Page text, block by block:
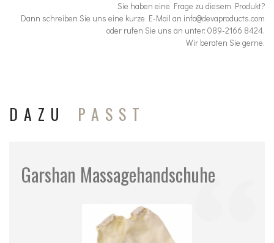
Sie haben eine Frage zu diesem Produkt?
Dann schreiben Sie uns eine kurze E-Mail an info@devaproducts.com
oder rufen Sie uns an unter: 089-2166 8424.
Wir beraten Sie gerne.
DAZU PASST
Garshan Massagehandschuhe